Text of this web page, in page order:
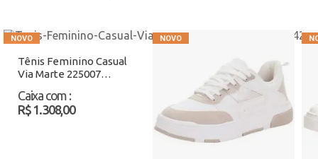
Tênis Feminino Casual
Via Marte 225007
Caixa com :
R$ 1.308,00